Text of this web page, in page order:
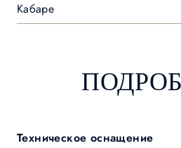
Кабаре
Техническое оснащение